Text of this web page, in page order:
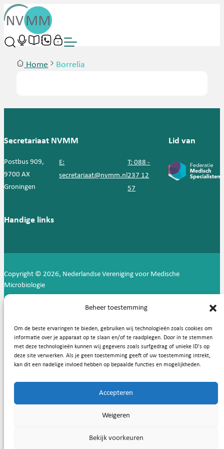
Beheer toestemming
Om de beste ervaringen te bieden, gebruiken wij technologieën zoals cookies om
informatie over je apparaat op te slaan en/of te raadplegen. Door in te stemmen
met deze technologieën kunnen wij gegevens zoals surfgedrag of unieke ID's op
deze site verwerken. Als je geen toestemming geeft of uw toestemming intrekt,
kan dit een nadelige invloed hebben op bepaalde functies en mogelijkheden.
Accepteren
Weigeren
Bekijk voorkeuren
Home Borrelia
Secretariaat NVMM
Postbus 909,
9700 AX
Groningen
E:
secretariaat@nvmm.nl
T: 088 -
237 12
57
Lid van
Handige links
Copyright © 2026, Nederlandse Vereniging voor Medische
Microbiologie